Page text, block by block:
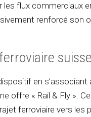
flux commerciaux
renforcé son
suisse
en s’associant
offre « Rail & Fly ».
ferroviaire vers les